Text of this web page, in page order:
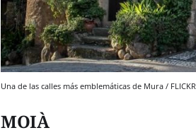
Una de las calles más emblemáticas de Mura / FLICKR
MOIÀ